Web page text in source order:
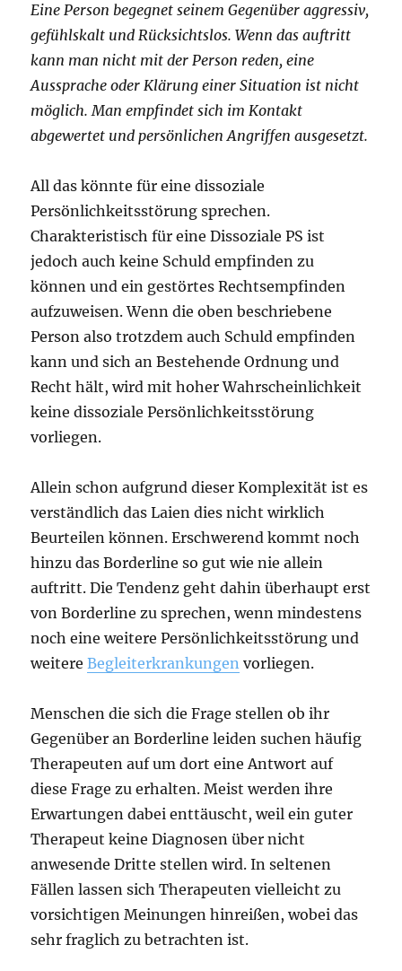
Eine Person begegnet seinem Gegenüber aggressiv,
gefühlskalt und Rücksichtslos. Wenn das auftritt
kann man nicht mit der Person reden, eine
Aussprache oder Klärung einer Situation ist nicht
möglich. Man empfindet sich im Kontakt
abgewertet und persönlichen Angriffen ausgesetzt.
All das könnte für eine dissoziale
Persönlichkeitsstörung sprechen.
Charakteristisch für eine Dissoziale PS ist
jedoch auch keine Schuld empfinden zu
können und ein gestörtes Rechtsempfinden
aufzuweisen. Wenn die oben beschriebene
Person also trotzdem auch Schuld empfinden
kann und sich an Bestehende Ordnung und
Recht hält, wird mit hoher Wahrscheinlichkeit
keine dissoziale Persönlichkeitsstörung
vorliegen.
Allein schon aufgrund dieser Komplexität ist es
verständlich das Laien dies nicht wirklich
Beurteilen können. Erschwerend kommt noch
hinzu das Borderline so gut wie nie allein
auftritt. Die Tendenz geht dahin überhaupt erst
von Borderline zu sprechen, wenn mindestens
noch eine weitere Persönlichkeitsstörung und
weitereBegleiterkrankungen vorliegen.
Menschen die sich die Frage stellen ob ihr
Gegenüber an Borderline leiden suchen häufig
Therapeuten auf um dort eine Antwort auf
diese Frage zu erhalten. Meist werden ihre
Erwartungen dabei enttäuscht, weil ein guter
Therapeut keine Diagnosen über nicht
anwesende Dritte stellen wird. In seltenen
Fällen lassen sich Therapeuten vielleicht zu
vorsichtigen Meinungen hinreißen, wobei das
sehr fraglich zu betrachten ist.